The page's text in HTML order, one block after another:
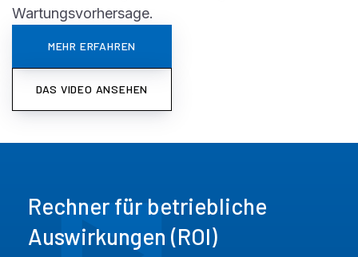
Wartungsvorhersage.
MEHR ERFAHREN
DAS VIDEO ANSEHEN
Rechner für betriebliche
Auswirkungen (ROI)